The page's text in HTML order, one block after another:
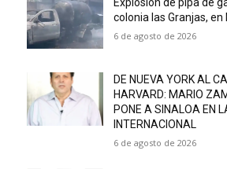
Explosión de pipa de
colonia las Granjas, en
6 de agosto de 2026
DE NUEVA YORK AL
HARVARD: MARIO
PONE A SINALOA EN
INTERNACIONAL
6 de agosto de 2026